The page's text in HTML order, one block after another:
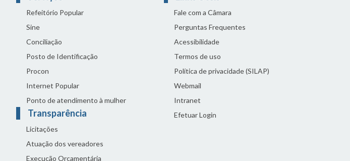
Refeitório Popular
Sine
Conciliação
Posto de Identificação
Procon
Internet Popular
Ponto de atendimento à mulher
Transparência
Licitações
Atuação dos vereadores
Execução Orçamentária
Fale com a Câmara
Perguntas Frequentes
Acessibilidade
Termos de uso
Política de privacidade (SILAP)
Webmail
Intranet
Efetuar Login